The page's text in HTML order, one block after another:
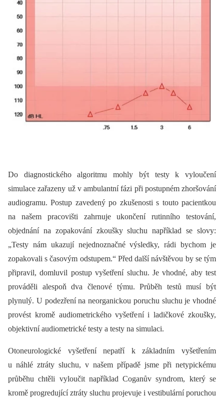
Do diagnostického algoritmu mohly být testy k vyloučení
simulace zařazeny už v ambulantní fázi při postupném zhoršování
audiogramu. Postup zavedený po zkušenosti s touto pacientkou
na našem pracovišti zahrnuje ukončení rutinního testování,
objednání na zopakování zkoušky sluchu například se slovy:
„Testy nám ukazují nejednoznačné výsledky, rádi bychom je
zopakovali s časovým odstupem.“ Před další návštěvou by se tým
připravil, domluvil postup vyšetření sluchu. Je vhodné, aby test
prováděli alespoň dva členové týmu. Průběh testů musí být
plynulý. U podezření na neorganickou poruchu sluchu je vhodné
provést kromě audiometrického vyšetření i ladičkové zkoušky,
objektivní audiometrické testy a testy na simulaci.
Otoneurologické vyšetření nepatří k základním vyšetřením
u náhlé ztráty sluchu, v našem případě jsme při netypickému
průběhu chtěli vyloučit například Coganův syndrom, který se
kromě progredující ztráty sluchu projevuje i vestibulární poruchou